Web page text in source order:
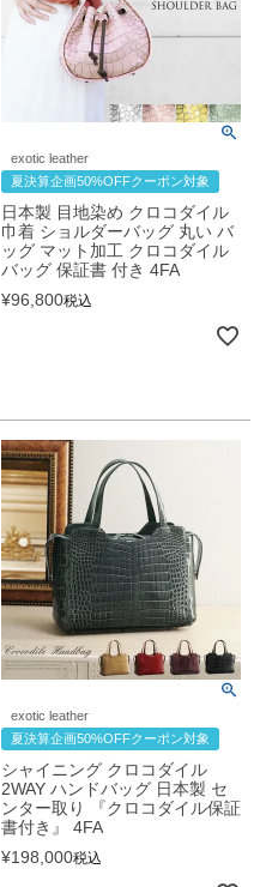
exotic leather
夏決算企画50%OFFクーポン対象
日本製 目地染め クロコダイル
巾着 ショルダーバッグ 丸い バ
ッグ マット加工 クロコダイル
バッグ 保証書 付き 4FA
¥96,800税込
exotic leather
夏決算企画50%OFFクーポン対象
シャイニング クロコダイル
2WAY ハンドバッグ 日本製 セ
ンター取り 『クロコダイル保証
書付き』 4FA
¥198,000税込